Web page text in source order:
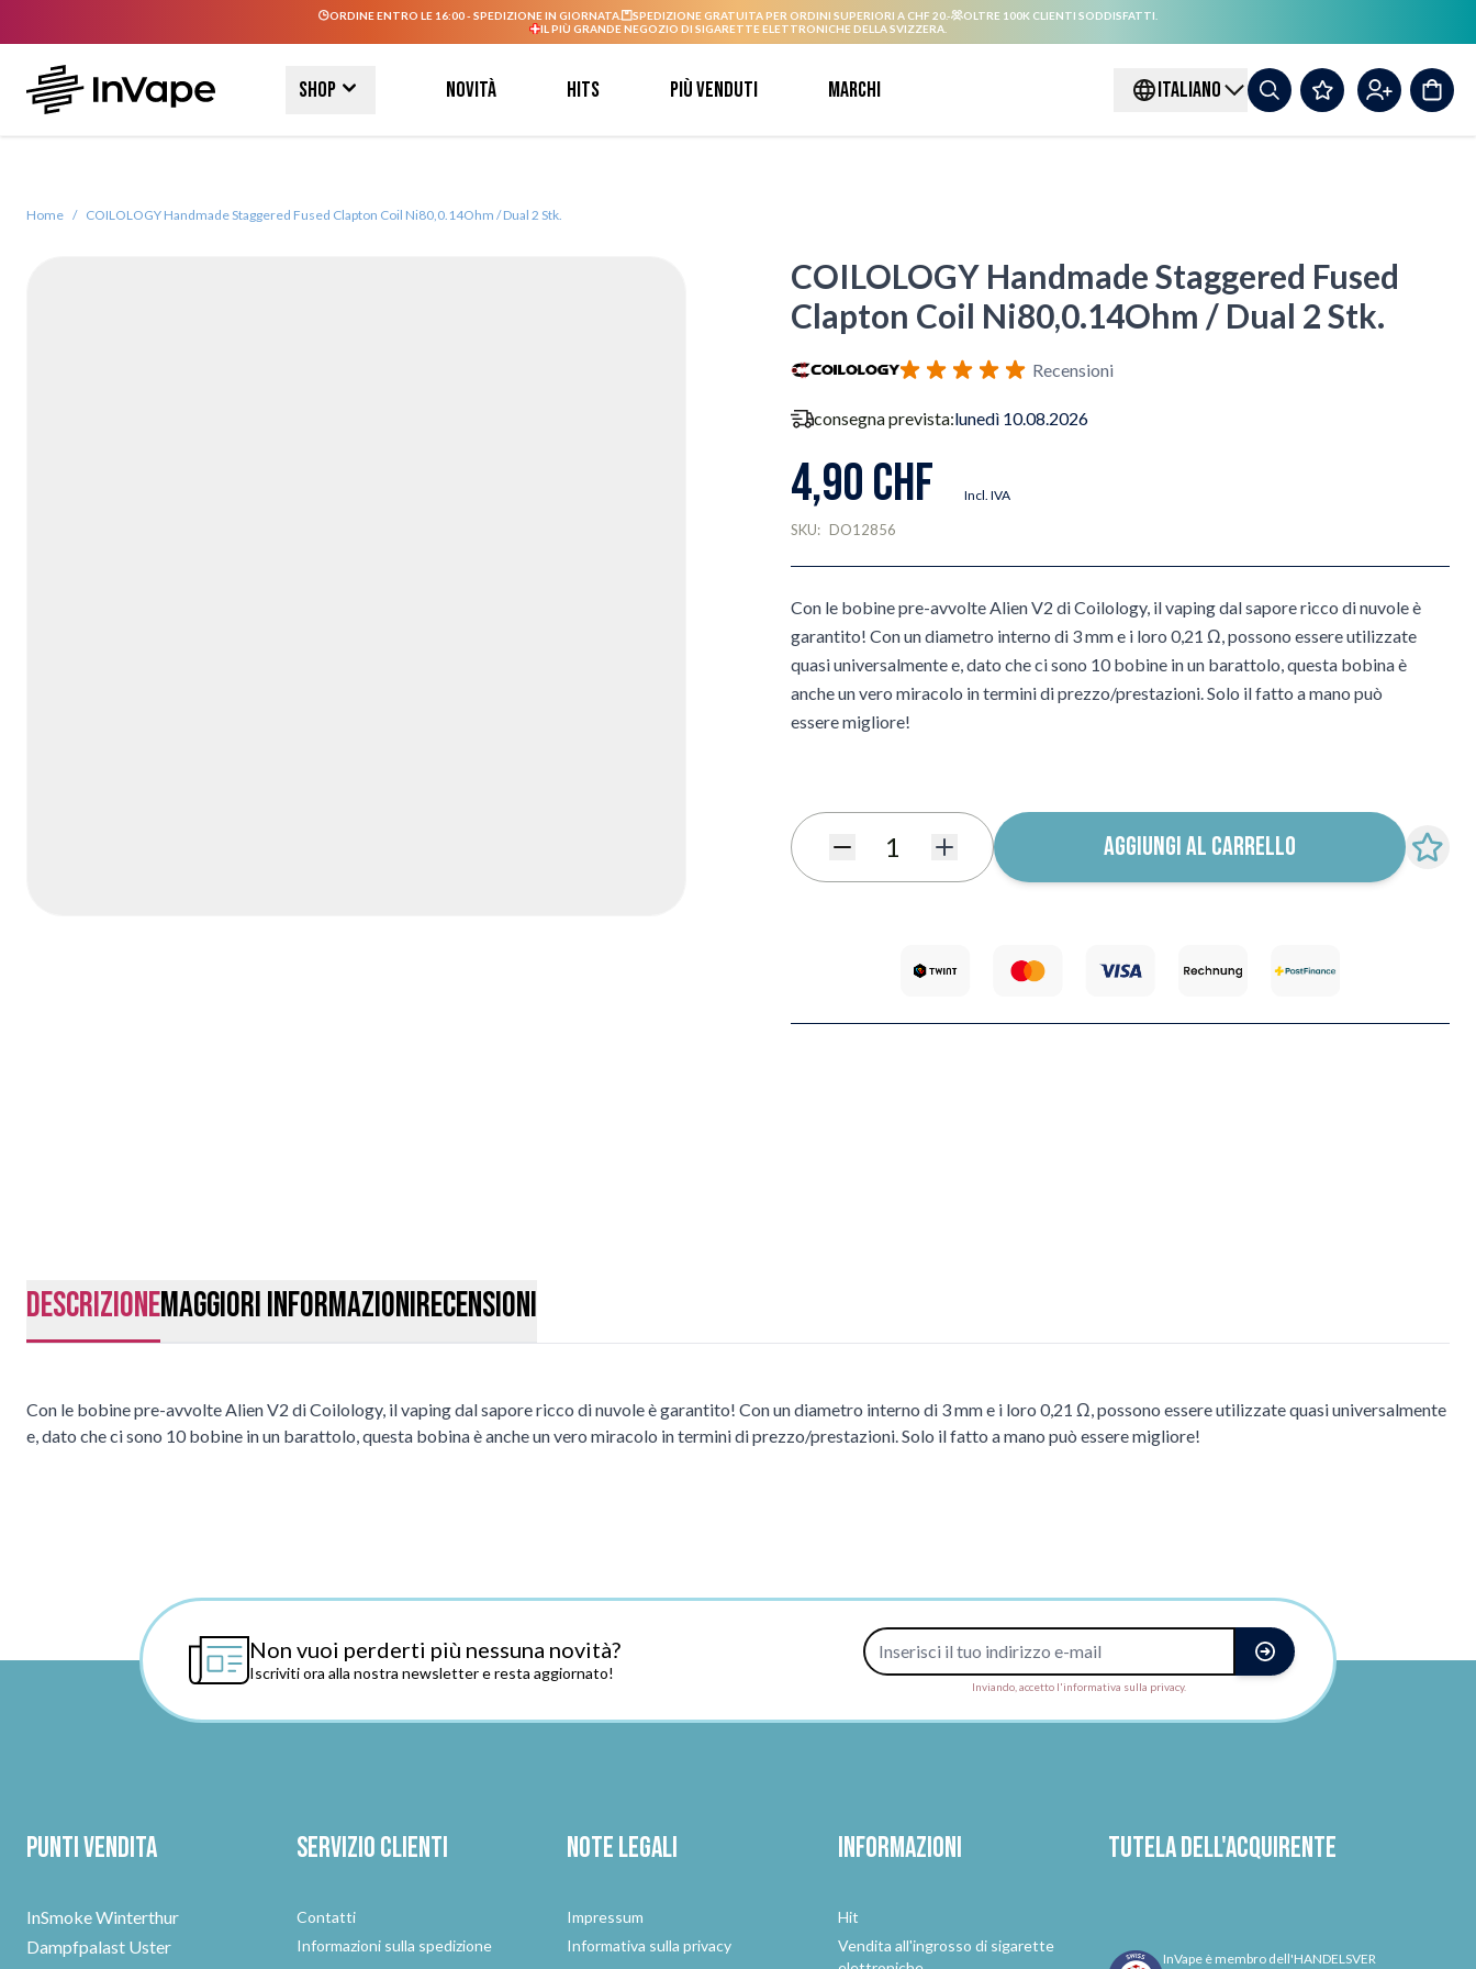
ORDINE ENTRO LE 16:00 - SPEDIZIONE IN GIORNATA. SPEDIZIONE GRATUITA PER ORDINI SUPERIORI A CHF 20.-
OLTRE 100K CLIENTI SODDISFATTI.
IL PIÙ GRANDE NEGOZIO DI SIGARETTE ELETTRONICHE DELLA SVIZZERA.
Shop Novità Hits Più venduti Marchi ITALIANO
Home / COILOLOGY Handmade Staggered Fused Clapton Coil Ni80,0.14Ohm / Dual 2 Stk.
COILOLOGY Handmade Staggered Fused
Clapton Coil Ni80,0.14Ohm / Dual 2 Stk.
Recensioni
consegna prevista:lunedì 10.08.2026
4,90 CHF Incl. IVA
SKU: DO12856
Con le bobine pre-avvolte Alien V2 di Coilology, il vaping dal sapore ricco di nuvole è
garantito! Con un diametro interno di 3 mm e i loro 0,21 Ω, possono essere utilizzate
quasi universalmente e, dato che ci sono 10 bobine in un barattolo, questa bobina è
anche un vero miracolo in termini di prezzo/prestazioni. Solo il fatto a mano può
essere migliore!
Quantità AGGIUNGI AL CARRELLO
DescrizioneMaggiori InformazioniRecensioni
Con le bobine pre-avvolte Alien V2 di Coilology, il vaping dal sapore ricco di nuvole è garantito! Con un diametro interno di 3 mm e i loro 0,21 Ω, possono essere utilizzate quasi universalmente
e, dato che ci sono 10 bobine in un barattolo, questa bobina è anche un vero miracolo in termini di prezzo/prestazioni. Solo il fatto a mano può essere migliore!
Non vuoi perderti più nessuna novità?
Iscriviti ora alla nostra newsletter e resta aggiornato!
Indirizzo e-mail
Inviando, accetto l'informativa sulla privacy.
Punti vendita
InSmoke Winterthur
Dampfpalast Uster
Servizio clienti
Contatti
Informazioni sulla spedizione
Note legali
Impressum
Informativa sulla privacy
Informazioni
Hit
Vendita all'ingrosso di sigarette
Tutela dell'acquirente
InVape è membro dell'HANDELSVER